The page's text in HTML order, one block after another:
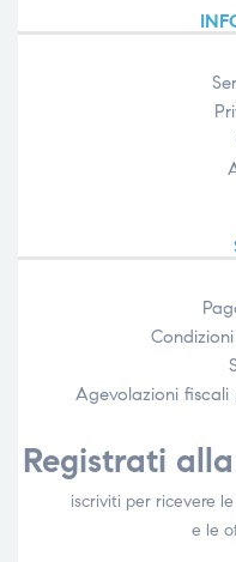
Agevolazioni
Registrati
iscriviti per ricevere
e le